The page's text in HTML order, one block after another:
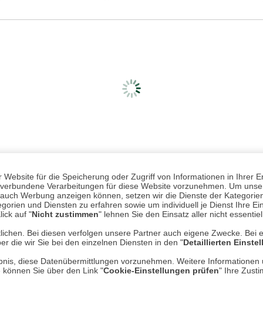
für die Speicherung oder Zugriff von Informationen in Ihrer
Verarbeitungen für diese Website vorzunehmen. Um
Werbung anzeigen können, setzen wir die Dienste der
und Diensten zu erfahren sowie um individuell je Dienst Ihre
auf "Nicht zustimmen" lehnen Sie den Einsatz aller nicht
Bei diesen verfolgen unsere Partner auch eigene Zwecke. Bei
die wir Sie bei den einzelnen Diensten in den "Detaillierten
diese Datenübermittlungen vorzunehmen. Weitere
Sie über den Link "Cookie-Einstellungen prüfen" Ihre